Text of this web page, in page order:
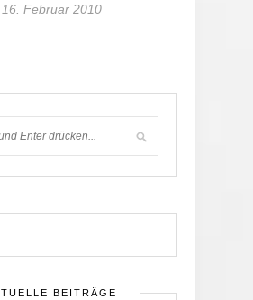
16. Februar 2010
BEITRÄGE